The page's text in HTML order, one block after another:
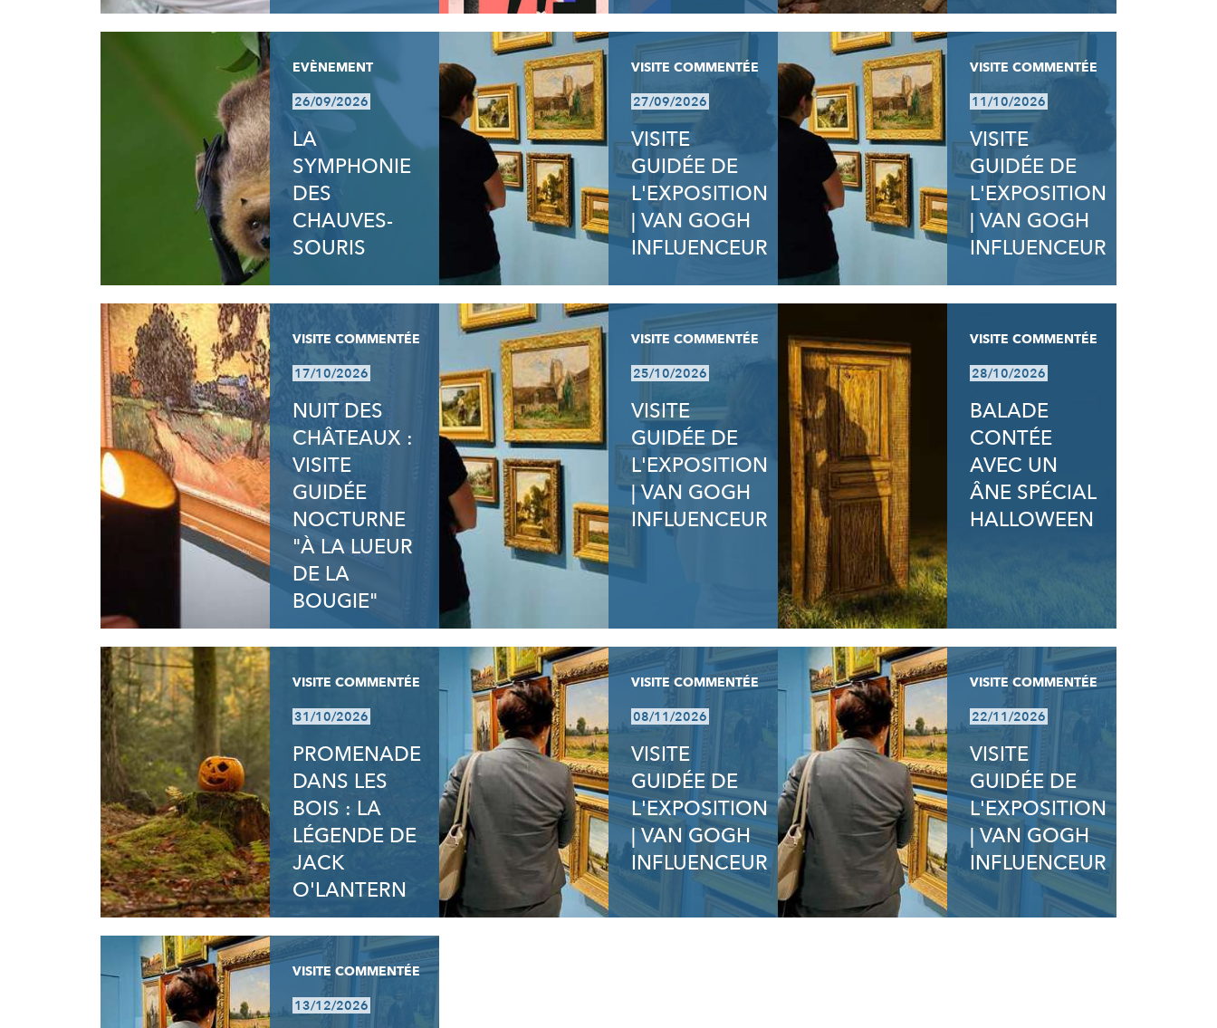
EVÈNEMENT
26/09/2026
LA
SYMPHONIE
DES
CHAUVES-
SOURIS
VISITE COMMENTÉE
27/09/2026
VISITE
GUIDÉE DE
L'EXPOSITION
| VAN GOGH
INFLUENCEUR
VISITE COMMENTÉE
11/10/2026
VISITE
GUIDÉE DE
L'EXPOSITION
| VAN GOGH
INFLUENCEUR
VISITE COMMENTÉE
17/10/2026
NUIT DES
CHÂTEAUX :
VISITE
GUIDÉE
NOCTURNE
"À LA LUEUR
DE LA
BOUGIE"
VISITE COMMENTÉE
25/10/2026
VISITE
GUIDÉE DE
L'EXPOSITION
| VAN GOGH
INFLUENCEUR
VISITE COMMENTÉE
28/10/2026
BALADE
CONTÉE
AVEC UN
ÂNE SPÉCIAL
HALLOWEEN
VISITE COMMENTÉE
31/10/2026
PROMENADE
DANS LES
BOIS : LA
LÉGENDE DE
JACK
O'LANTERN
VISITE COMMENTÉE
08/11/2026
VISITE
GUIDÉE DE
L'EXPOSITION
| VAN GOGH
INFLUENCEUR
VISITE COMMENTÉE
22/11/2026
VISITE
GUIDÉE DE
L'EXPOSITION
| VAN GOGH
INFLUENCEUR
VISITE COMMENTÉE
13/12/2026